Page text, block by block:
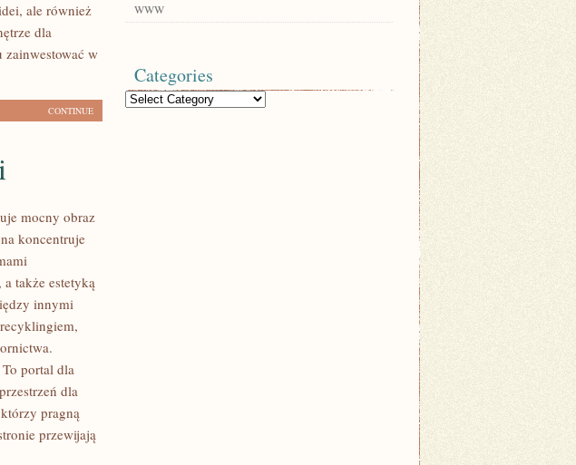
ale również
dla
zainwestować w
CONTINUE
mocny obraz
koncentruje
także estetyką
innymi
portal dla
dla
pragną
przewijają
WWW
Categories
Categories